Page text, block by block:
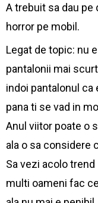
A trebuit sa dau
horror pe mobil.
Legat de topic: nu
pantalonii mai
indoi pantalonul ca
pana ti se vad in
Anul viitor poate o
ala o sa considere
Sa vezi acolo trend
multi oameni fac